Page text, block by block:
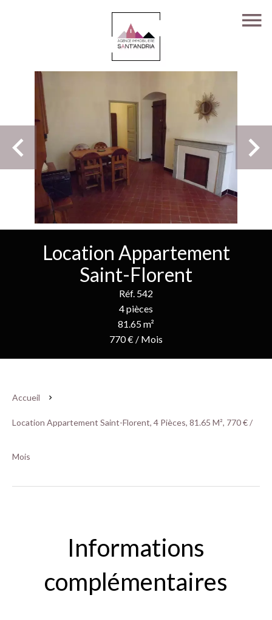
Location Appartement
Saint-Florent
Réf. 542
4 pièces
81.65 m²
770 € / Mois
Accueil
Location Appartement Saint-Florent, 4 Pièces, 81.65 M², 770 € /
Mois
Informations
complémentaires